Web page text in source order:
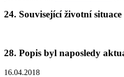
24. Související životní
28. Popis byl naposledy
16.04.2018